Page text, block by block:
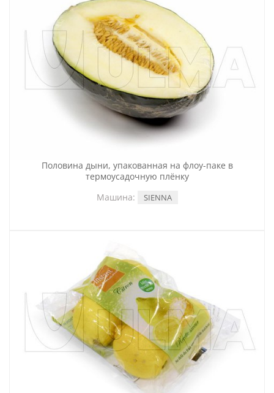
Половина дыни, упакованная на флоу-паке в
термоусадочную плёнку
Машина:
SIENNA